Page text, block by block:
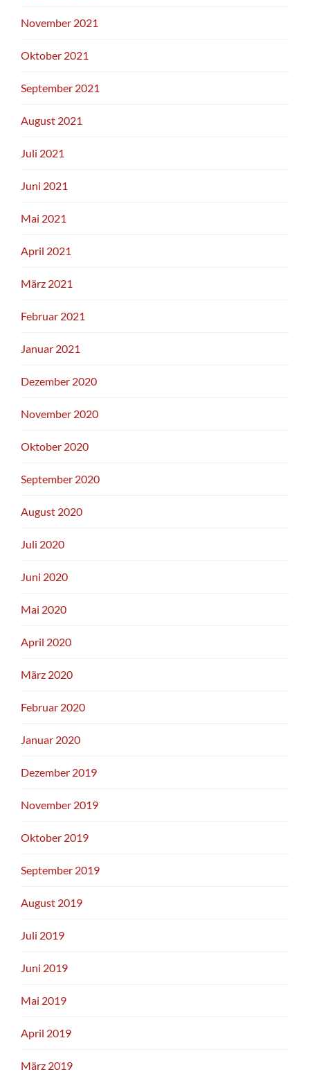
November 2021
Oktober 2021
September 2021
August 2021
Juli 2021
Juni 2021
Mai 2021
April 2021
März 2021
Februar 2021
Januar 2021
Dezember 2020
November 2020
Oktober 2020
September 2020
August 2020
Juli 2020
Juni 2020
Mai 2020
April 2020
März 2020
Februar 2020
Januar 2020
Dezember 2019
November 2019
Oktober 2019
September 2019
August 2019
Juli 2019
Juni 2019
Mai 2019
April 2019
März 2019